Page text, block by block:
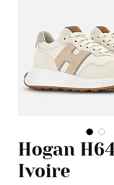
Hogan
Ivoire